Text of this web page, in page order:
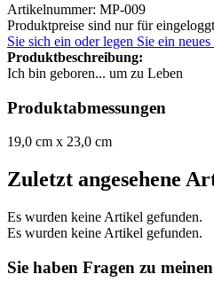
Artikelnummer: MP-009
Produktpreise sind nur für
Sie sich ein oder legen Sie ein
Produktbeschreibung:
Ich bin geboren... um zu Leben
Produktabmessungen
19,0 cm x 23,0 cm
Zuletzt angesehene
Es wurden keine Artikel gefunden.
Es wurden keine Artikel gefunden.
Sie haben Fragen zu